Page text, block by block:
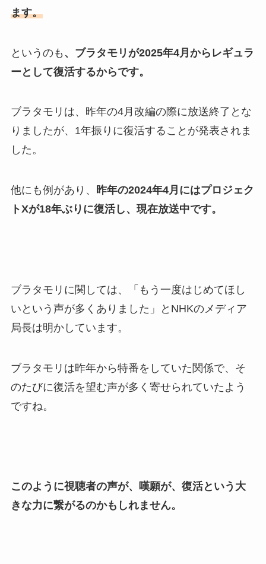
ます。
というのも 、ブラタモリが2025年4月からレギュラ
ーとして復活するからです。
ブラタモリは、昨年の4月改編の際に放送終了とな
りましたが、1年振りに復活することが発表されま
した。
他にも例があり、 昨年の2024年4月にはプロジェク
トXが18年ぶりに復活し、現在放送中です。
ブラタモリに関しては、「もう一度はじめてほし
いという声が多くありました」とNHKのメディア
局長は明かしています。
ブラタモリは昨年から特番をしていた関係で、そ
のたびに復活を望む声が多く寄せられていたよう
ですね。
このように視聴者の声が、嘆願が、復活という大
きな力に繋がるのかもしれません。